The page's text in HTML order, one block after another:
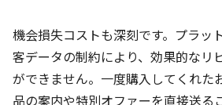
機会損失コストも深刻です。プラッ
客データの制約により、効果的なリ
ができません。一度購入してくれた
品の案内や特別オファーを直接送る